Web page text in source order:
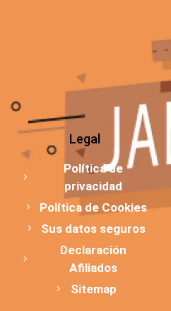
Legal
Política de
privacidad
Política de Cookies
Sus datos seguros
Declaración
Afiliados
Sitemap